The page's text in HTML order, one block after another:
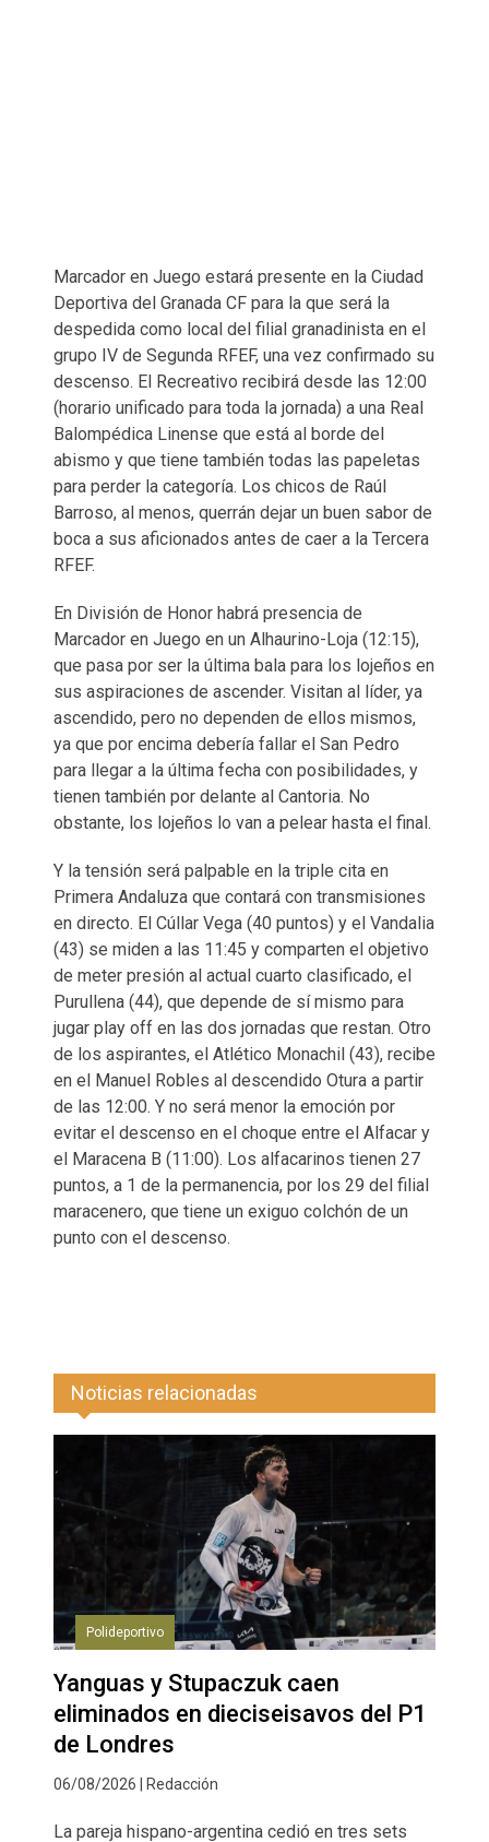
Marcador en Juego estará presente en la Ciudad
Deportiva del Granada CF para la que será la
despedida como local del filial granadinista en el
grupo IV de Segunda RFEF, una vez confirmado su
descenso. El Recreativo recibirá desde las 12:00
(horario unificado para toda la jornada) a una Real
Balompédica Linense que está al borde del
abismo y que tiene también todas las papeletas
para perder la categoría. Los chicos de Raúl
Barroso, al menos, querrán dejar un buen sabor de
boca a sus aficionados antes de caer a la Tercera
RFEF.
En División de Honor habrá presencia de
Marcador en Juego en un Alhaurino-Loja (12:15),
que pasa por ser la última bala para los lojeños en
sus aspiraciones de ascender. Visitan al líder, ya
ascendido, pero no dependen de ellos mismos,
ya que por encima debería fallar el San Pedro
para llegar a la última fecha con posibilidades, y
tienen también por delante al Cantoria. No
obstante, los lojeños lo van a pelear hasta el final.
Y la tensión será palpable en la triple cita en
Primera Andaluza que contará con transmisiones
en directo. El Cúllar Vega (40 puntos) y el Vandalia
(43) se miden a las 11:45 y comparten el objetivo
de meter presión al actual cuarto clasificado, el
Purullena (44), que depende de sí mismo para
jugar play off en las dos jornadas que restan. Otro
de los aspirantes, el Atlético Monachil (43), recibe
en el Manuel Robles al descendido Otura a partir
de las 12:00. Y no será menor la emoción por
evitar el descenso en el choque entre el Alfacar y
el Maracena B (11:00). Los alfacarinos tienen 27
puntos, a 1 de la permanencia, por los 29 del filial
maracenero, que tiene un exiguo colchón de un
punto con el descenso.
Noticias relacionadas
Polideportivo
Yanguas y Stupaczuk caen
eliminados en dieciseisavos del P1
de Londres
06/08/2026 | Redacción
La pareja hispano-argentina cedió en tres sets